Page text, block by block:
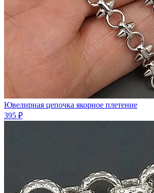
Ювелирная цепочка якорное плетение
395 ₽